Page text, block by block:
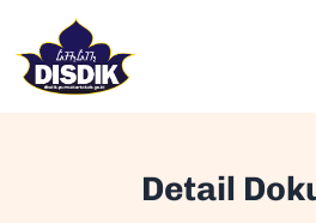
Detail